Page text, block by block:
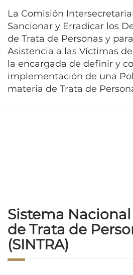
La Comisión
Sancionar y Erradicar los
de Trata de Personas y
Asistencia a las Víctimas
la encargada de definir y
implementación de una
materia de Trata de
Sistema
de Trata de
(SINTRA)